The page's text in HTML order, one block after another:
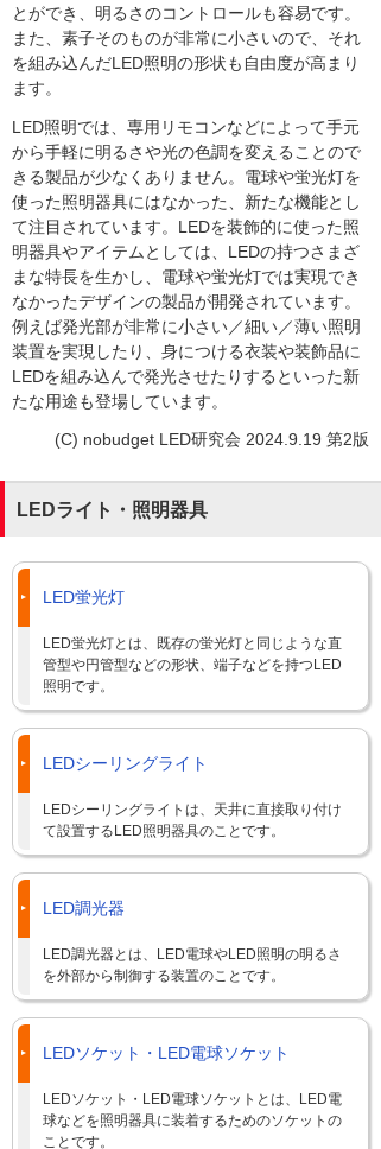
とができ、明るさのコントロールも容易です。
また、素子そのものが非常に小さいので、それ
を組み込んだLED照明の形状も自由度が高まり
ます。
LED照明では、専用リモコンなどによって手元
から手軽に明るさや光の色調を変えることので
きる製品が少なくありません。電球や蛍光灯を
使った照明器具にはなかった、新たな機能とし
て注目されています。LEDを装飾的に使った照
明器具やアイテムとしては、LEDの持つさまざ
まな特長を生かし、電球や蛍光灯では実現でき
なかったデザインの製品が開発されています。
例えば発光部が非常に小さい／細い／薄い照明
装置を実現したり、身につける衣装や装飾品に
LEDを組み込んで発光させたりするといった新
たな用途も登場しています。
(C) nobudget LED研究会 2024.9.19 第2版
LEDライト・照明器具
LED蛍光灯
LED蛍光灯とは、既存の蛍光灯と同じような直
管型や円管型などの形状、端子などを持つLED
照明です。
LEDシーリングライト
LEDシーリングライトは、天井に直接取り付け
て設置するLED照明器具のことです。
LED調光器
LED調光器とは、LED電球やLED照明の明るさ
を外部から制御する装置のことです。
LEDソケット・LED電球ソケット
LEDソケット・LED電球ソケットとは、LED電
球などを照明器具に装着するためのソケットの
ことです。